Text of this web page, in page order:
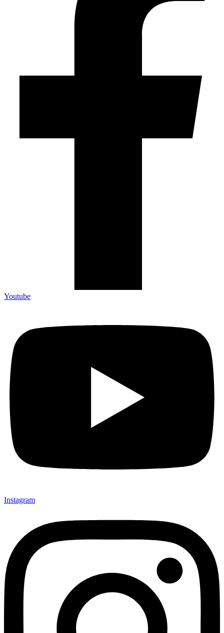
Youtube
Instagram